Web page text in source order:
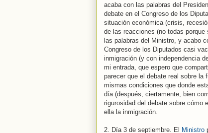
acaba con las palabras del
debate en el Congreso de los
situación económica (crisis,
de las reacciones (no todas
las palabras del Ministro, y acabo
Congreso de los Diputados casi
inmigración (y con independencia
mi entrada, que espero que
parecer que el debate real sobre
mismas condiciones que donde
día (después, ciertamente, bien
rigurosidad del debate sobre cómo
ella la inmigración.
2. Día 3 de septiembre. El Ministro